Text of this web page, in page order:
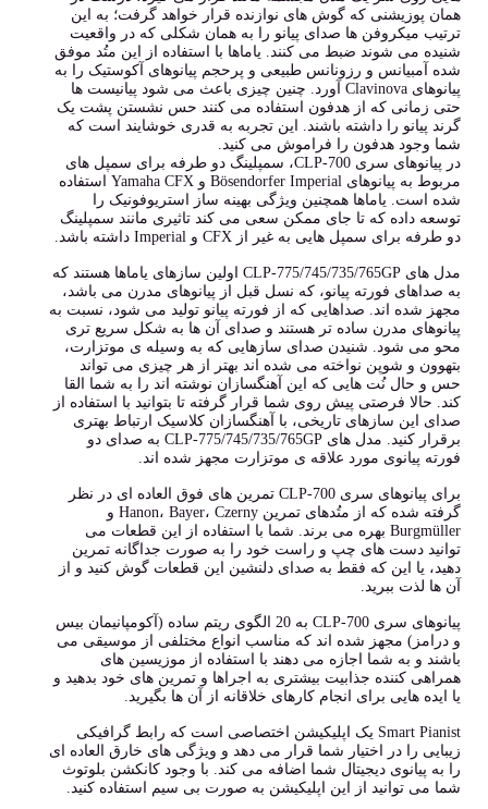
همان پوزیشنی که گوش های نوازنده قرار خواهد گرفت؛ به این
ترتیب میکروفن ها صدای پیانو را به همان شکلی که در واقعیت
شنیده می شوند ضبط می کنند. یاماها با استفاده از این متُد موفق
شده آمبیانس و رزونانس طبیعی و پرحجم پیانوهای آکوستیک را به
پیانوهای Clavinova آورد. چنین چیزی باعث می شود پیانیست ها
حتی زمانی که از هدفون استفاده می کنند حس نشستن پشت یک
گرند پیانو را داشته باشند. این تجربه به قدری خوشایند است که
شما وجود هدفون را فراموش می کنید.
در پیانوهای سری CLP-700، سمپلینگ دو طرفه برای سمپل های
مربوط به پیانوهای Bösendorfer Imperial و Yamaha CFX استفاده
شده است. یاماها همچنین ویژگی بهینه ساز استریوفونیک را
توسعه داده که تا جای ممکن سعی می کند تاثیری مانند سمپلینگ
دو طرفه برای سمپل هایی به غیر از CFX و Imperial داشته باشد.
مدل های CLP-775/745/735/765GP اولین سازهای یاماها هستند که
به صداهای فورته پیانو، که نسل قبل از پیانوهای مدرن می باشد،
مجهز شده اند. صداهایی که از فورته پیانو تولید می شود، نسبت به
پیانوهای مدرن ساده تر هستند و صدای آن ها به شکل سریع تری
محو می شود. شنیدن صدای سازهایی که به وسیله ی موتزارت،
بتهوون و شوپن نواخته می شده اند بهتر از هر چیزی می تواند
حس و حال نُت هایی که این آهنگسازان نوشته اند را به شما القا
کند. حالا فرصتی پیش روی شما قرار گرفته تا بتوانید با استفاده از
صدای این سازهای تاریخی، با آهنگسازان کلاسیک ارتباط بهتری
برقرار کنید. مدل های CLP-775/745/735/765GP به صدای دو
فورته پیانوی مورد علاقه ی موتزارت مجهز شده اند.
برای پیانوهای سری CLP-700 تمرین های فوق العاده ای در نظر
گرفته شده که از متُدهای تمرین Hanon، Bayer، Czerny و
Burgmüller بهره می برند. شما با استفاده از این قطعات می
توانید دست های چپ و راست خود را به صورت جداگانه تمرین
دهید، یا این که فقط به صدای دلنشین این قطعات گوش کنید و از
آن ها لذت ببرید.
پیانوهای سری CLP-700 به 20 الگوی ریتم ساده (آکومپانیمان بیس
و درامز) مجهز شده اند که مناسب انواع مختلفی از موسیقی می
باشند و به شما اجازه می دهند با استفاده از موزیسین های
همراهی کننده جذابیت بیشتری به اجراها و تمرین های خود بدهید و
یا ایده هایی برای انجام کارهای خلاقانه از آن ها بگیرید.
Smart Pianist یک اپلیکیشن اختصاصی است که رابط گرافیکی
زیبایی را در اختیار شما قرار می دهد و ویژگی های خارق العاده ای
را به پیانوی دیجیتال شما اضافه می کند. با وجود کانکشن بلوتوث
شما می توانید از این اپلیکیشن به صورت بی سیم استفاده کنید.